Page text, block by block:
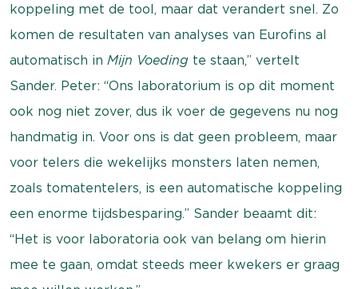
koppeling met de tool, maar dat verandert snel. Zo
komen de resultaten van analyses van Eurofins al
automatisch in Mijn Voeding te staan,” vertelt
Sander. Peter: “Ons laboratorium is op dit moment
ook nog niet zover, dus ik voer de gegevens nu nog
handmatig in. Voor ons is dat geen probleem, maar
voor telers die wekelijks monsters laten nemen,
zoals tomatentelers, is een automatische koppeling
een enorme tijdsbesparing.” Sander beaamt dit:
“Het is voor laboratoria ook van belang om hierin
mee te gaan, omdat steeds meer kwekers er graag